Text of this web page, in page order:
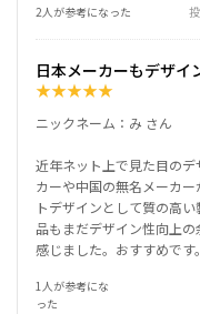
2人が参考になった
日本メーカーもデザイ
★★★★★
ニックネーム：み さん
近年ネット上で見た目の
カーや中国の無名メーカ
トデザインとして質の高
品もまだデザイン性向上
感じました。おすすめです。
1人が参考にな
った